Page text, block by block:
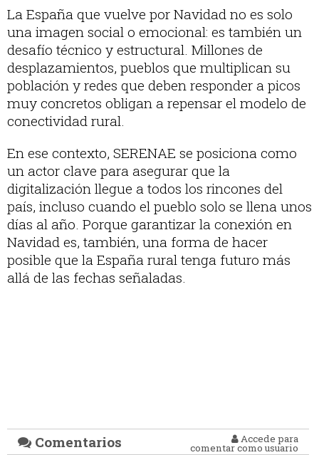
La España que vuelve por Navidad no es solo
una imagen social o emocional: es también un
desafío técnico y estructural. Millones de
desplazamientos, pueblos que multiplican su
población y redes que deben responder a picos
muy concretos obligan a repensar el modelo de
conectividad rural.
En ese contexto, SERENAE se posiciona como
un actor clave para asegurar que la
digitalización llegue a todos los rincones del
país, incluso cuando el pueblo solo se llena unos
días al año. Porque garantizar la conexión en
Navidad es, también, una forma de hacer
posible que la España rural tenga futuro más
allá de las fechas señaladas.
Comentarios Accede para
comentar como usuario